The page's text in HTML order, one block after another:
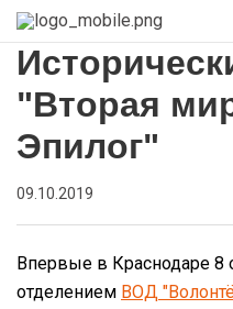
"Вторая
Эпилог"
09.10.2019
Впервые в Краснодаре 8
отделением ВОД